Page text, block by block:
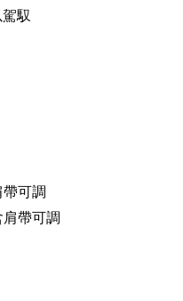
馭
可調
帶可調